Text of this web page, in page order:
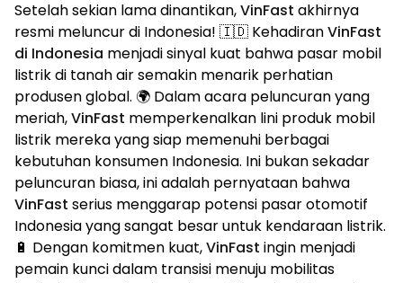
Setelah sekian lama dinantikan,VinFast akhirnya
resmi meluncur di Indonesia! 🇮🇩 KehadiranVinFast
di Indonesia menjadi sinyal kuat bahwa pasar mobil
listrik di tanah air semakin menarik perhatian
produsen global. 🌍 Dalam acara peluncuran yang
meriah,VinFast memperkenalkan lini produk mobil
listrik mereka yang siap memenuhi berbagai
kebutuhan konsumen Indonesia. Ini bukan sekadar
peluncuran biasa, ini adalah pernyataan bahwa
VinFast serius menggarap potensi pasar otomotif
Indonesia yang sangat besar untuk kendaraan listrik.
🔋 Dengan komitmen kuat,VinFast ingin menjadi
pemain kunci dalam transisi menuju mobilitas